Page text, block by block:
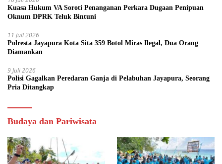
Kuasa Hukum VA Soroti Penanganan Perkara Dugaan Penipuan
Oknum DPRK Teluk Bintuni
11 Juli 2026
Polresta Jayapura Kota Sita 359 Botol Miras Ilegal, Dua Orang
Diamankan
9 Juli 2026
Polisi Gagalkan Peredaran Ganja di Pelabuhan Jayapura, Seorang
Pria Ditangkap
Budaya dan Pariwisata